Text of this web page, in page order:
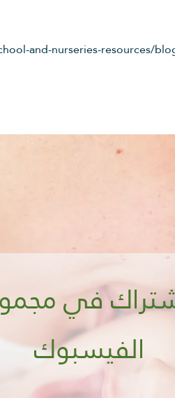
and-nurseries-resources/
في
الفيسبوك